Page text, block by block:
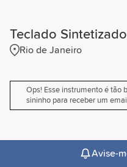
Teclado
Rio de Janeiro
Ops! Esse instrumento é tão
sininho para receber um
Avise-